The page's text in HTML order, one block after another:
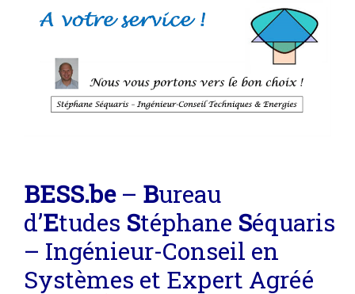
BESS.be– Bureau
d’Etudes Stéphane Séquaris
– Ingénieur-Conseil en
Systèmes et Expert Agréé